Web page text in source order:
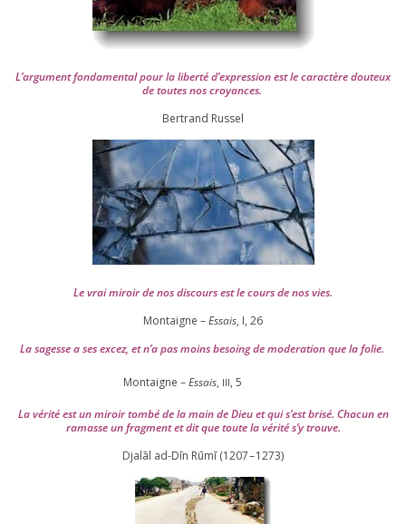
L’argument fon­da­men­tal pour la liber­té d’expression est le carac­tère dou­teux
de toutes nos croyances.
Ber­trand Russel
Le vrai miroir de nos dis­cours est le cours de nos vies.
Montaigne –Essais, I, 26
La sagesse a ses excez, et n’a pas moins besoing de mode­ra­tion que la folie.
Montaigne –Essais, III, 5
La véri­té est un miroir tom­bé de la main de Dieu et qui s’est bri­sé. Chacun en
ramasse un frag­ment et dit que toute la véri­té s’y trouve.
Djalāl ad-Dīn Rūmī (1207–1273)